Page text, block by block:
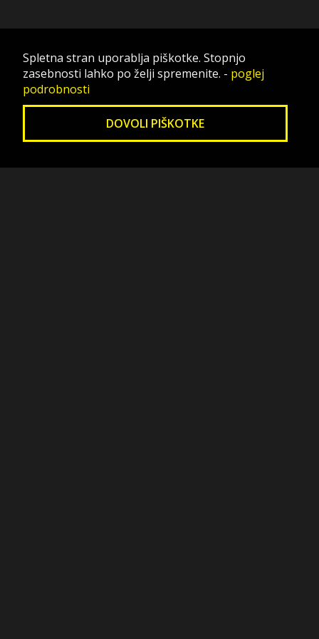
Spletna stran uporablja piškotke. Stopnjo
zasebnosti lahko po želji spremenite. - poglej
podrobnosti
DOVOLI PIŠKOTKE